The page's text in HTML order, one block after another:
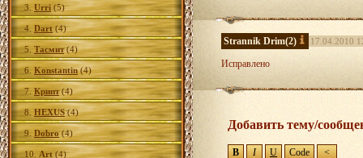
3. Urri (5)
4. Dart (4)
5. Тасмит(4)
6. Konstantin(4)
7. Крипт(4)
8. HEXUS(4)
9. Dobro(4)
10. Art (4)
Strannik Drim(2) 17.04.2010
Исправлено
Добавить тему/